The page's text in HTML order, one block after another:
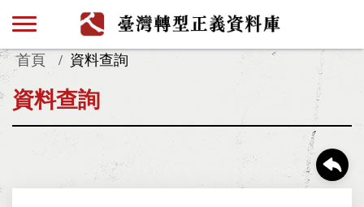
首頁 資料查詢
資料查詢